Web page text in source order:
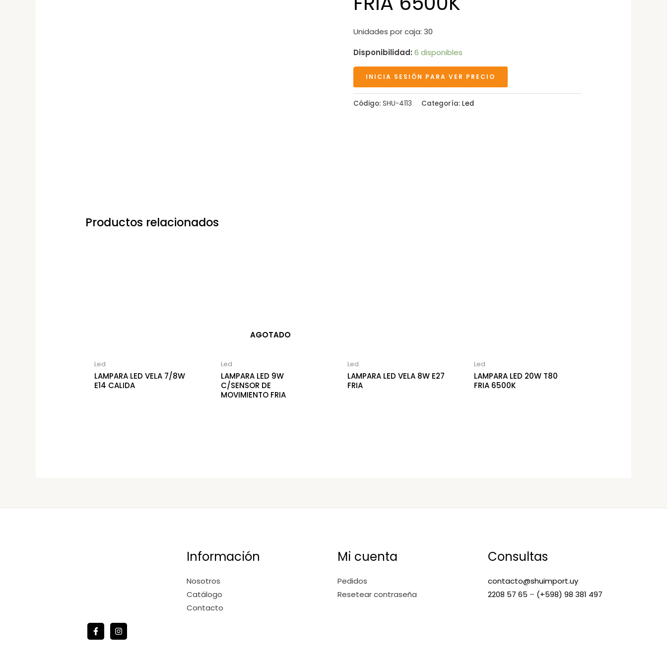
Unidades por caja: 30
Disponibilidad: 6 disponibles
INICIA SESIÓN PARA VER PRECIO
Código: SHU-4113 Categoría: Led
Productos relacionados
Led
LAMPARA LED VELA 7/8W
E14 CALIDA
AGOTADO
Led
LAMPARA LED 9W
C/SENSOR DE
MOVIMIENTO FRIA
Led
LAMPARA LED VELA 8W E27
FRIA
Led
LAMPARA LED 20W T80
FRIA 6500K
Información
Nosotros
Catálogo
Contacto
Mi cuenta
Pedidos
Resetear contraseña
Consultas
contacto@shuimport.uy
2208 57 65 – (+598) 98 381 497